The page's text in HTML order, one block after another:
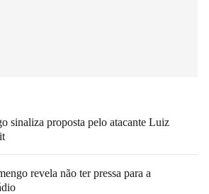
sinaliza proposta pelo atacante Luiz
revela não ter pressa para a